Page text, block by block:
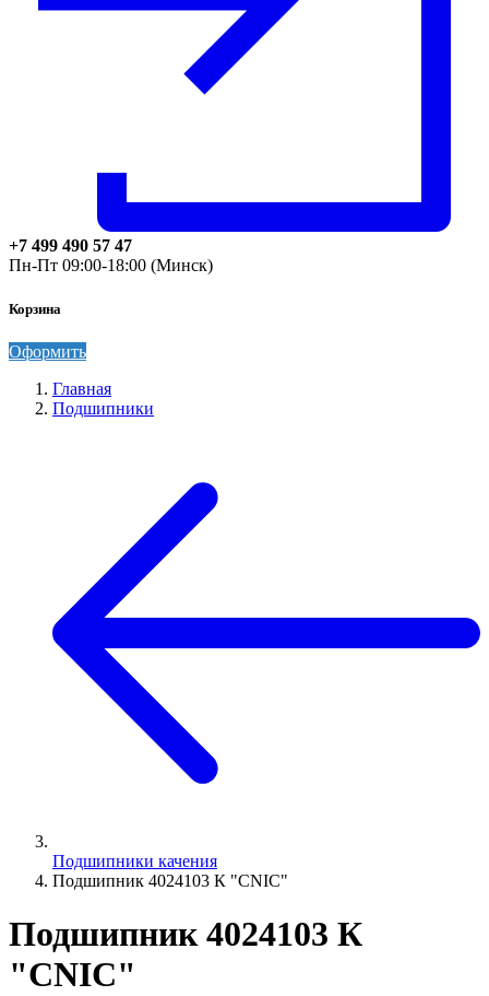
+7 499 490 57 47
Пн-Пт 09:00-18:00 (Минск)
Корзина
Оформить
Главная
Подшипники
Подшипники качения
Подшипник 4024103 К "СNIC"
Подшипник 4024103 К
"СNIC"